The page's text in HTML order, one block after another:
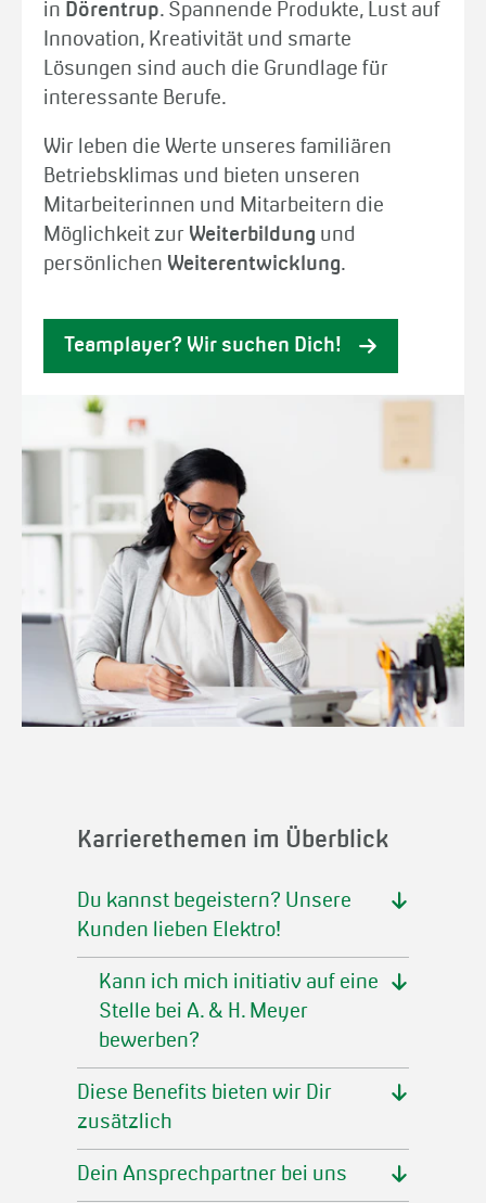
in Dörentrup. Spannende Produkte, Lust auf
Innovation, Kreativität und smarte
Lösungen sind auch die Grundlage für
interessante Berufe.
Wir leben die Werte unseres familiären
Betriebsklimas und bieten unseren
Mitarbeiterinnen und Mitarbeitern die
Möglichkeit zur Weiterbildung und
persönlichen Weiterentwicklung.
Teamplayer? Wir suchen Dich!
Karrierethemen im Überblick
Du kannst begeistern? Unsere
Kunden lieben Elektro!
Kann ich mich initiativ auf eine
Stelle bei A. & H. Meyer
bewerben?
Diese Benefits bieten wir Dir
zusätzlich
Dein Ansprechpartner bei uns